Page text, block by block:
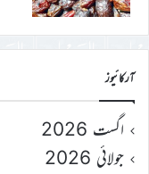
آرکائیوز
اگست 2026
جولائی 2026